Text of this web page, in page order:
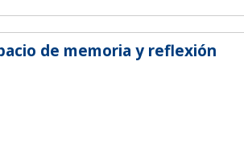
de memoria y reflexión